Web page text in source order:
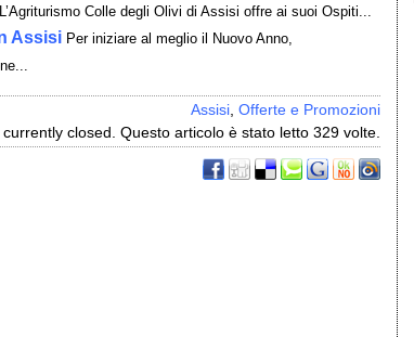
L’Agriturismo Colle degli Olivi di Assisi offre ai suoi Ospiti...
Assisi Per iniziare al meglio il Nuovo Anno,
Assisi, Offerte e Promozioni
closed. Questo articolo è stato letto 329 volte.